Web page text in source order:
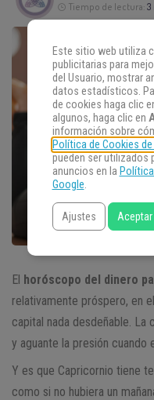
Tiempo de lectura: 3
El horóscopo del dinero
relativamente próspero, en
capital nada desdeñable. La
y aguante la presión cuando
Y es que Capricornio tiene
como si no hubiera un
Este sitio web utiliza
publicitarias para
del Usuario, mostrar
datos estadísticos.
de cookies haga clic
algunos, haga clic en
información sobre
Política de Cookies
pueden ser utilizados
anuncios en la
Google.
Ajustes Aceptar